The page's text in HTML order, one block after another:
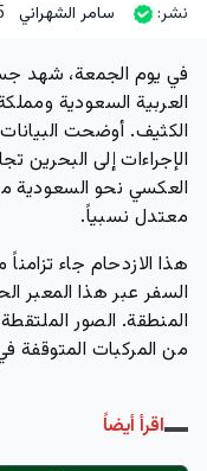
نشر: سامر الشهراني 25
في يوم الجمعة، شهد
العربية السعودية
الكثيف. أوضحت
معتدل نسبياً.
هذا الازدحام جاء
السفر عبر هذا المعبر
المنطقة. الصور
من المركبات المتوقفة
اقرأ أيضاً